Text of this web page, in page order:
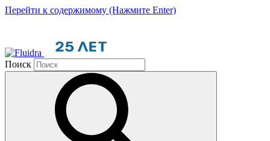
Перейти к содержимому (Нажмите Enter)
Поиск